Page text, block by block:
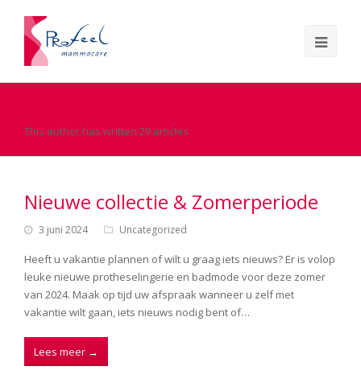
This author has written 29 articles
Nieuwe collectie & Zomerperiode
3 juni 2024 Uncategorized
Heeft u vakantie plannen of wilt u graag iets nieuws? Er is volop
leuke nieuwe protheselingerie en badmode voor deze zomer
van 2024. Maak op tijd uw afspraak wanneer u zelf met
vakantie wilt gaan, iets nieuws nodig bent of…
Lees meer →